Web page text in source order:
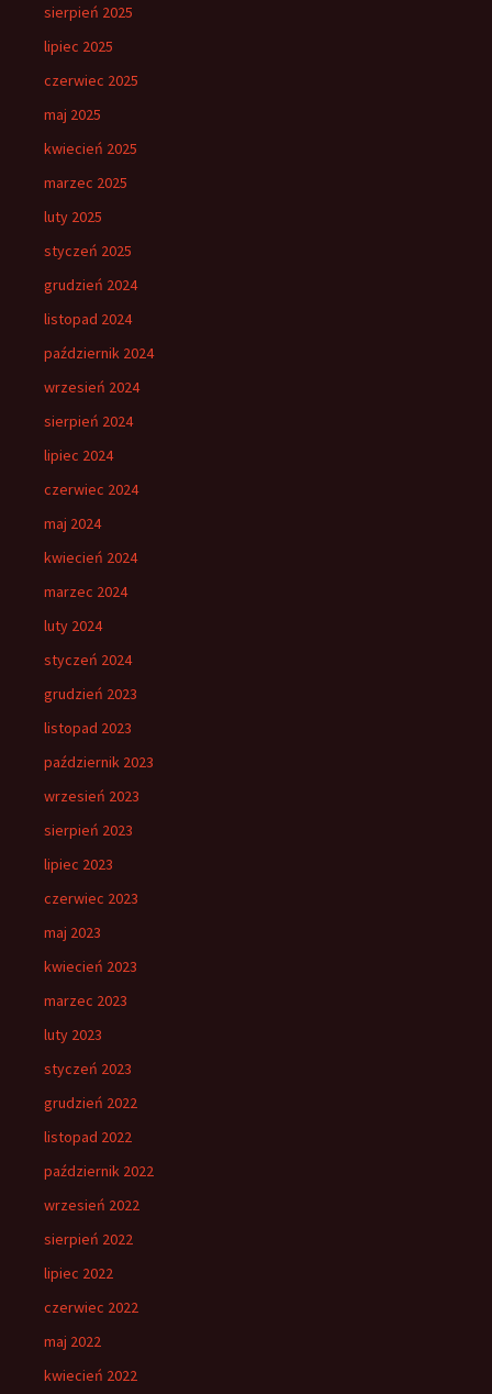
sierpień 2025
lipiec 2025
czerwiec 2025
maj 2025
kwiecień 2025
marzec 2025
luty 2025
styczeń 2025
grudzień 2024
listopad 2024
październik 2024
wrzesień 2024
sierpień 2024
lipiec 2024
czerwiec 2024
maj 2024
kwiecień 2024
marzec 2024
luty 2024
styczeń 2024
grudzień 2023
listopad 2023
październik 2023
wrzesień 2023
sierpień 2023
lipiec 2023
czerwiec 2023
maj 2023
kwiecień 2023
marzec 2023
luty 2023
styczeń 2023
grudzień 2022
listopad 2022
październik 2022
wrzesień 2022
sierpień 2022
lipiec 2022
czerwiec 2022
maj 2022
kwiecień 2022